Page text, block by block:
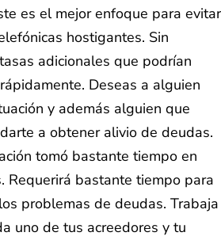
es el mejor enfoque para evitar
hostigantes. Sin
adicionales que podrían
Deseas a alguien
y además alguien que
a obtener alivio de deudas.
tomó bastante tiempo en
Requerirá bastante tiempo para
problemas de deudas. Trabaja
uno de tus acreedores y tu